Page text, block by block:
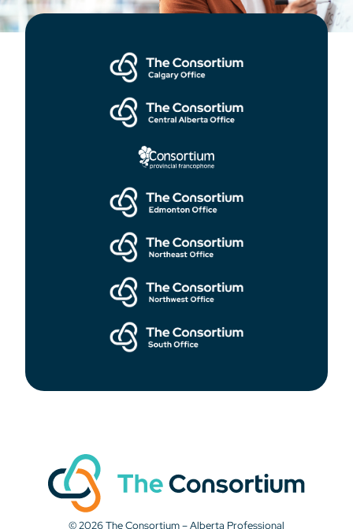
© 2026 The Consortium – Alberta Professional